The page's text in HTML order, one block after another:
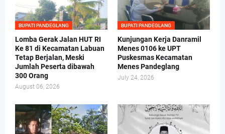
BUPATI PANDEGLANG
Lomba Gerak Jalan HUT RI
Ke 81 di Kecamatan Labuan
Tetap Berjalan, Meski
Jumlah Peserta dibawah
300 Orang
August 06, 2026
BUPATI PANDEGLANG
Kunjungan Kerja Danramil
Menes 0106 ke UPT
Puskesmas Kecamatan
Menes Pandeglang
July 24, 2026